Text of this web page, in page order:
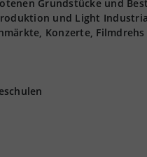
Grundstücke und
und Light
Konzerte, Filmdrehs